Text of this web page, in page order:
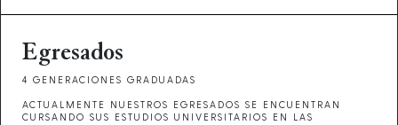
Egresados
4 GENERACIONES GRADUADAS
ACTUALMENTE NUESTROS EGRESADOS SE ENCUENTRAN
CURSANDO SUS ESTUDIOS UNIVERSITARIOS EN LAS